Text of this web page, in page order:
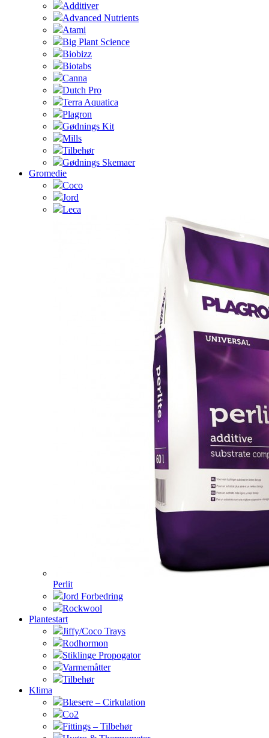
Additiver
Advanced Nutrients
Atami
Big Plant Science
Biobizz
Biotabs
Canna
Dutch Pro
Terra Aquatica
Plagron
Gødnings Kit
Mills
Tilbehør
Gødnings Skemaer
Gromedie
Coco
Jord
Leca
Perlit
Jord Forbedring
Rockwool
Plantestart
Jiffy/Coco Trays
Rodhormon
Stiklinge Propogator
Varmemåtter
Tilbehør
Klima
Blæsere – Cirkulation
Co2
Fittings – Tilbehør